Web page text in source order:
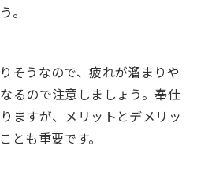
。
そうなので、疲れが溜まりや
るので注意しましょう。奉仕
ますが、メリットとデメリッ
とも重要です。